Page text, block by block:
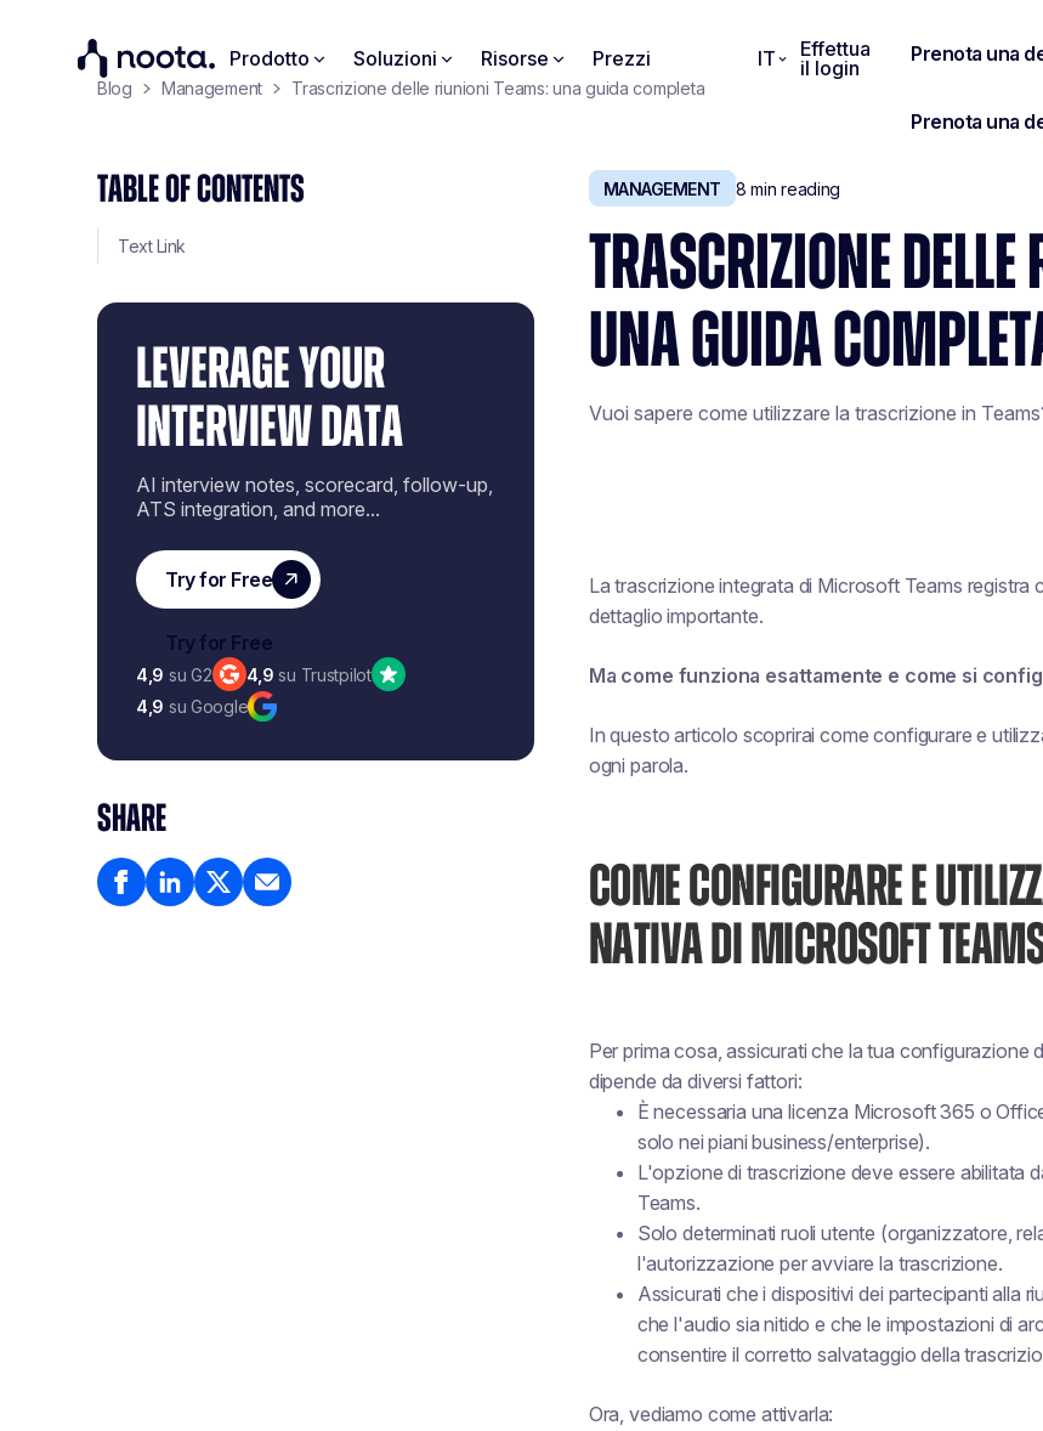
Prodotto Soluzioni Risorse Prezzi IT
Effettua
il login
Blog Management Trascrizione delle riunioni Teams: una guida completa
TABLE OF CONTENTS
Text Link
LEVERAGE YOUR
INTERVIEW DATA
AI interview notes, scorecard, follow-up,
ATS integration, and more...
4,9 su G2 4,9 su Trustpilot
4,9 su Google
SHARE
MANAGEMENT 8 min reading
TRASCRIZIONE
UNA GUIDA
Vuoi sapere come utilizzare la trascrizione in
La trascrizione integrata di Microsoft Teams
dettaglio importante.
Ma come funziona esattamente e come si
In questo articolo scoprirai come configurare e
ogni parola.
COME CONFIGURARE E
NATIVA DI MICROSOFT
Per prima cosa, assicurati che la tua configurazione
dipende da diversi fattori:
È necessaria una licenza Microsoft 365 o
solo nei piani business/enterprise).
L'opzione di trascrizione deve essere abilitata
Teams.
Solo determinati ruoli utente (organizzatore,
l'autorizzazione per avviare la trascrizione.
Assicurati che i dispositivi dei partecipanti alla
che l'audio sia nitido e che le impostazioni di
consentire il corretto salvataggio della
Ora, vediamo come attivarla: